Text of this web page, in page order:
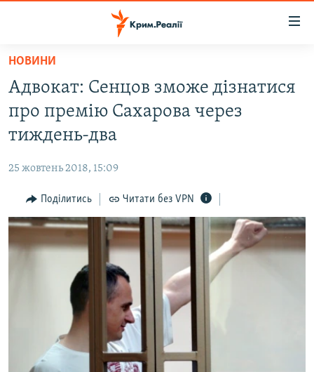
Перейти
основного
матеріалу
Перейти
до
основної
Перейти
до
пошуку
ВОДА.КРИМ
ВІДЕО ТА ФОТО
БЛОГИ
ПОГЛЯД
ІНТЕРВ'Ю
ВСЕ ЗА ДЕНЬ
СПЕЦПРОЕКТИ
ДЕПОРТАЦІЯ
ВІДЕОУРОКИ «ELIFBE»
СВІДЧЕННЯ ОКУПАЦІЇ
ЯК ОБІЙТИ БЛОКУВАННЯ
Русский
Qırımtatar
НОВИНИ
Адвокат: Сенцов зможе дізнатися
про премію Сахарова через
тиждень-два
25 жовтень 2018, 15:09
Поділитись Читати без VPN